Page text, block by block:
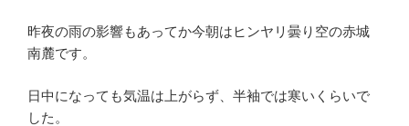
昨夜の雨の影響もあってか今朝はヒンヤリ曇り空の赤城
南麓です。
日中になっても気温は上がらず、半袖では寒いくらいで
した。